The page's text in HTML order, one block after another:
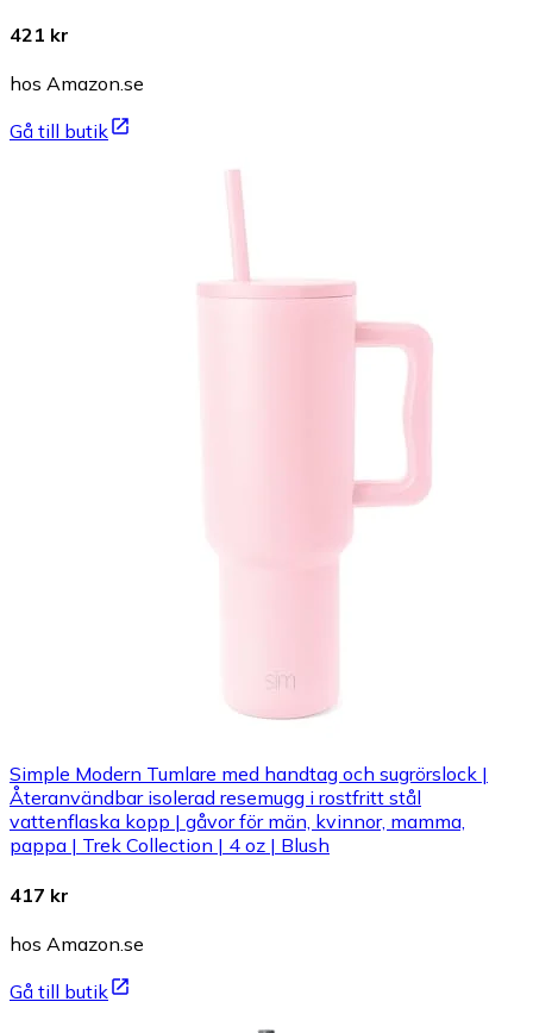
421 kr
hos Amazon.se
Gå till butik
Simple Modern Tumlare med handtag och sugrörslock |
Återanvändbar isolerad resemugg i rostfritt stål
vattenflaska kopp | gåvor för män, kvinnor, mamma,
pappa | Trek Collection | 4 oz | Blush
417 kr
hos Amazon.se
Gå till butik